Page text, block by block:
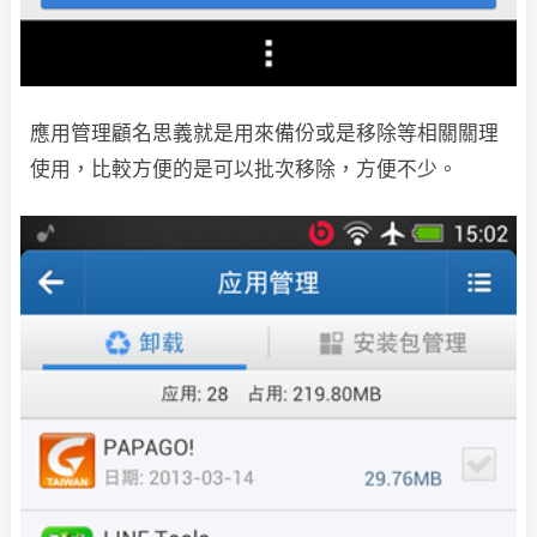
應用管理顧名思義就是用來備份或是移除等相關關理
使用，比較方便的是可以批次移除，方便不少。